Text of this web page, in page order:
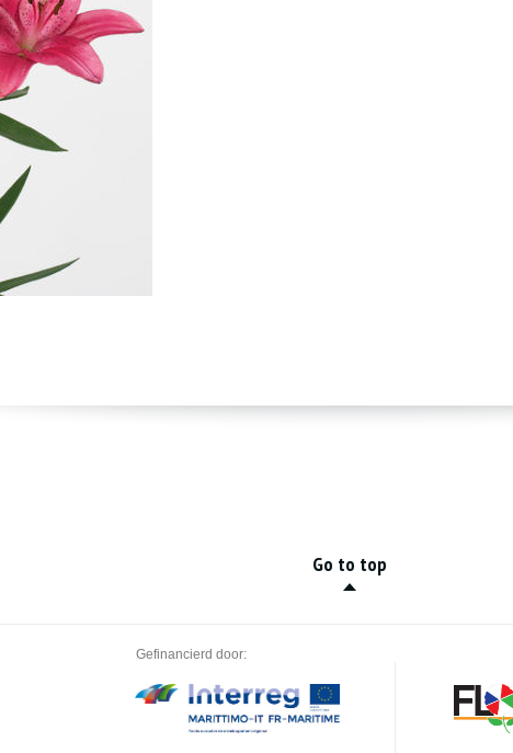
Go to top
Gefinancierd door: